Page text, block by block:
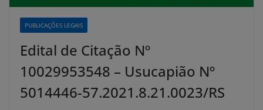
PUBLICAÇÕES LEGAIS
Edital de Citação Nº
10029953548 – Usucapião Nº
5014446-57.2021.8.21.0023/RS